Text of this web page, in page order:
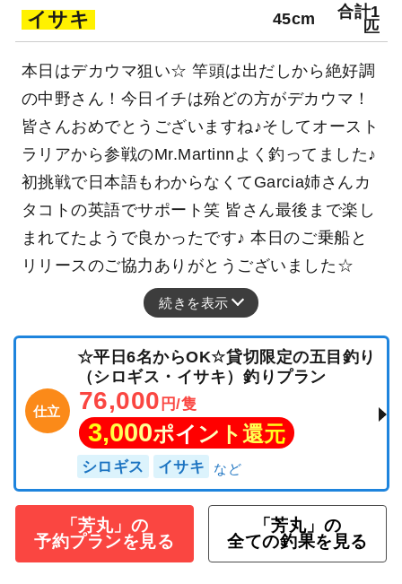
イサキ 45cm
合計1
匹
本日はデカウマ狙い☆ 竿頭は出だしから絶好調
の中野さん！今日イチは殆どの方がデカウマ！
皆さんおめでとうございますね♪そしてオースト
ラリアから参戦のMr.Martinnよく釣ってました♪
初挑戦で日本語もわからなくてGarcia姉さんカ
タコトの英語でサポート笑 皆さん最後まで楽し
まれてたようで良かったです♪ 本日のご乗船と
リリースのご協力ありがとうございました☆
続きを表示
仕立
☆平日6名からOK☆貸切限定の五目釣り
（シロギス・イサキ）釣りプラン
76,000 円/隻
3,000ポイント還元
シロギス イサキ
「芳丸」の
予約プランを見る
「芳丸」の
全ての釣果を見る